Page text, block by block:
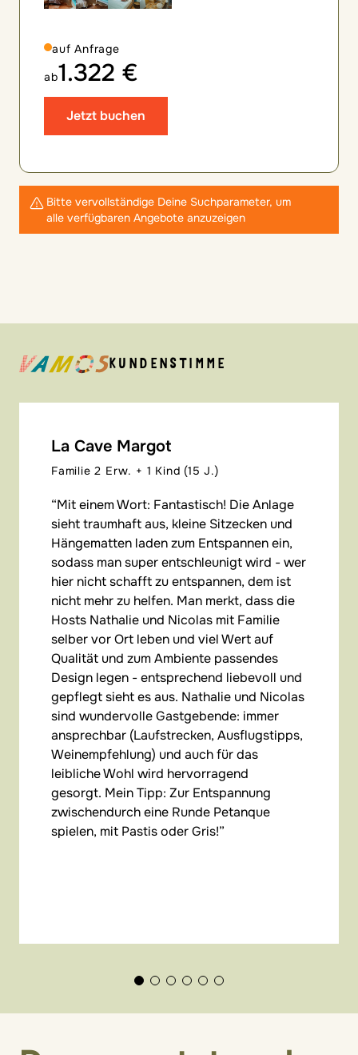
auf Anfrage
ab1.322 €
Jetzt buchen
Bitte vervollständige Deine Suchparameter, um
alle verfügbaren Angebote anzuzeigen
KUNDENSTIMME
La Cave Margot
Familie 2 Erw. + 1 Kind (15 J.)
Mit einem Wort: Fantastisch! Die Anlage
sieht traumhaft aus, kleine Sitzecken und
Hängematten laden zum Entspannen ein,
sodass man super entschleunigt wird - wer
hier nicht schafft zu entspannen, dem ist
nicht mehr zu helfen. Man merkt, dass die
Hosts Nathalie und Nicolas mit Familie
selber vor Ort leben und viel Wert auf
Qualität und zum Ambiente passendes
Design legen - entsprechend liebevoll und
gepflegt sieht es aus. Nathalie und Nicolas
sind wundervolle Gastgebende: immer
ansprechbar (Laufstrecken, Ausflugstipps,
Weinempfehlung) und auch für das
leibliche Wohl wird hervorragend
gesorgt. Mein Tipp: Zur Entspannung
zwischendurch eine Runde Petanque
spielen, mit Pastis oder Gris!